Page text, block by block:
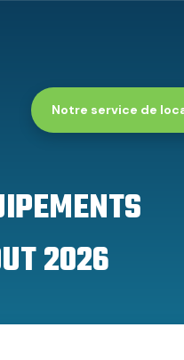
Notre service de
2026